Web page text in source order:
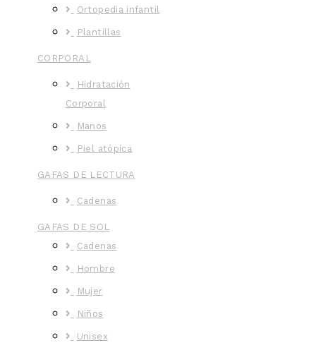
Ortopedia infantil
Plantillas
CORPORAL
Hidratación
Corporal
Manos
Piel atópica
GAFAS DE LECTURA
Cadenas
GAFAS DE SOL
Cadenas
Hombre
Mujer
Niños
Unisex